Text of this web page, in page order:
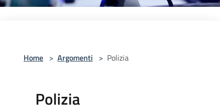
Home > Argomenti > Polizia
Polizia